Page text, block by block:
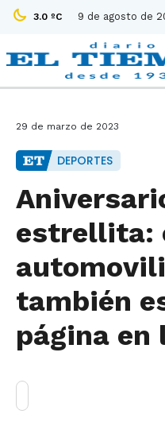
3.0 ºC 9 de agosto de
29 de marzo de 2023
DEPORTES
estrellita:
también
página en